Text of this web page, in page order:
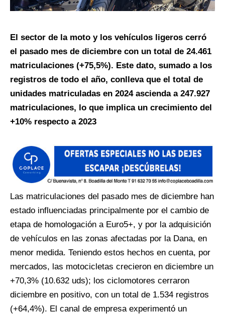
El sector de la moto y los vehículos ligeros cerró
el pasado mes de diciembre con un total de 24.461
matriculaciones (+75,5%). Este dato, sumado a los
registros de todo el año, conlleva que el total de
unidades matriculadas en 2024 ascienda a 247.927
matriculaciones, lo que implica un crecimiento del
+10% respecto a 2023
Las matriculaciones del pasado mes de diciembre han
estado influenciadas principalmente por el cambio de
etapa de homologación a Euro5+, y por la adquisición
de vehículos en las zonas afectadas por la Dana, en
menor medida. Teniendo estos hechos en cuenta, por
mercados, las motocicletas crecieron en diciembre un
+70,3% (10.632 uds); los ciclomotores cerraron
diciembre en positivo, con un total de 1.534 registros
(+64,4%). El canal de empresa experimentó un